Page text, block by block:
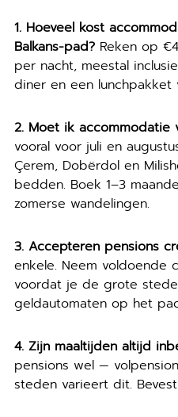
1. Hoeveel kost
Balkans-pad?Reken op
per nacht, meestal
diner en een lunchpakket
2. Moet ik accommodatie
vooral voor juli en
Çerem, Dobërdol en
bedden. Boek 1–3
zomerse wandelingen.
3. Accepteren pensions
enkele. Neem voldoende
voordat je de grote
geldautomaten op het
4. Zijn maaltijden altijd
pensions wel —
steden varieert dit.